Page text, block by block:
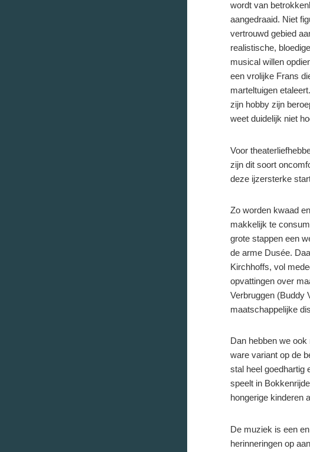
wordt van
aangedraaid. Niet
vertrouwd gebied
realistische,
musical willen
een vrolijke Frans
marteltuigen
zijn hobby zijn
weet duidelijk niet
Voor
zijn dit soort
deze ijzersterke
Zo worden kwaad
makkelijk te
grote stappen een
de arme Dusée.
Kirchhoffs, vol
opvattingen over
Verbruggen (Buddy
maatschappelijke
Dan hebben we
ware variant op de
stal heel goedhartig
speelt in
hongerige kinderen
De muziek is een
herinneringen op